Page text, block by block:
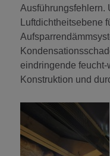
Ausführungsfehlern.
Luftdichtheitsebene
eindringende
Konstruktion und